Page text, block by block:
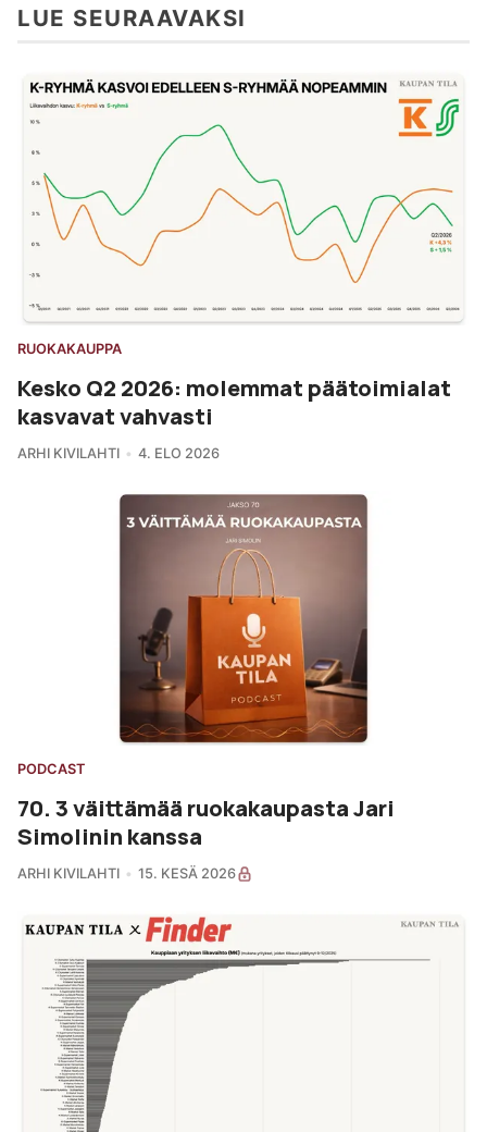
LUE SEURAAVAKSI
RUOKAKAUPPA
Kesko Q2 2026: molemmat päätoimialat
kasvavat vahvasti
ARHI KIVILAHTI 4. ELO 2026
PODCAST
70. 3 väittämää ruokakaupasta Jari
Simolinin kanssa
ARHI KIVILAHTI 15. KESÄ 2026